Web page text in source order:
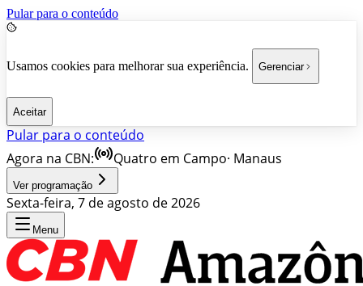
Pular para o conteúdo
Usamos cookies para melhorar sua experiência. Gerenciar
Aceitar
Pular para o conteúdo
Agora na CBN:
Quatro em Campo· Manaus
Ver programação
Sexta-feira, 7 de agosto de 2026
Menu